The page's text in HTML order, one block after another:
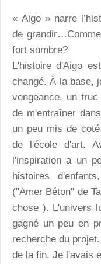
« Aigo » narre
de
fort sombre?
L'histoire d'Aigo
changé. À la base,
vengeance, un
de m'entraîner
un peu mis de
de l'école d'art.
l'inspiration a un
histoires
("Amer Béton" de
chose ). L'univers
gagné un peu en
recherche du
de la fin. Je l'avais